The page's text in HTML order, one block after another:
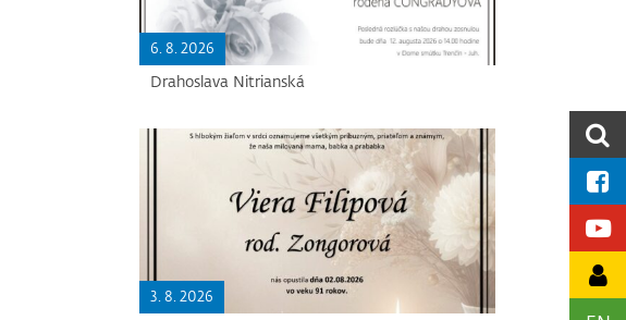
6. 8. 2026
Drahoslava Nitrianská
3. 8. 2026